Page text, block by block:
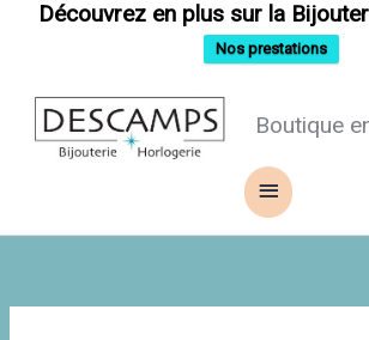
Découvrez en plus sur la
Nos prestations
Boutique